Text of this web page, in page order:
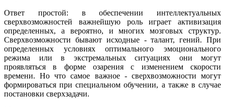
Ответ простой: в обеспечении интеллектуальных
сверхвозможностей важнейшую роль играет активизация
определенных, а вероятно, и многих мозговых структур.
Сверхвозможности бывают исходные - талант, гений. При
определенных условиях оптимального эмоционального
режима или в экстремальных ситуациях они могут
проявляться в форме озарения с изменением скорости
времени. Но что самое важное - сверхвозможности могут
формироваться при специальном обучении, а также в случае
постановки сверхзадачи.